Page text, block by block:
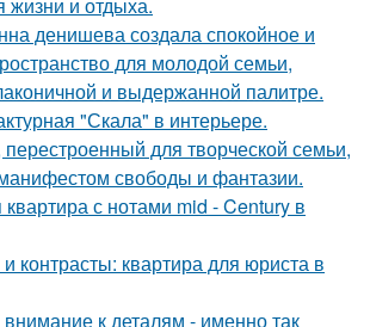
денишева создала спокойное и
для молодой семьи,
и выдержанной палитре.
"Скала" в интерьере.
для творческой семьи,
свободы и фантазии.
с нотами mid - Century в
контрасты: квартира для юриста в
к деталям - именно так